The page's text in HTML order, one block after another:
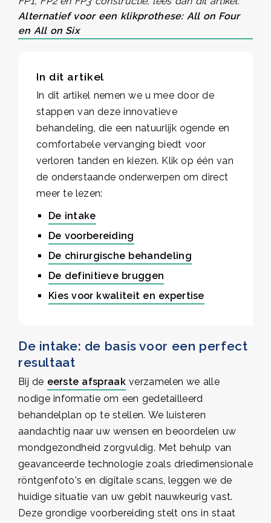
Alternatief voor een klikprothese: All on Four
en All on Six
In dit artikel
In dit artikel nemen we u mee door de
stappen van deze innovatieve
behandeling, die een natuurlijk ogende en
comfortabele vervanging biedt voor
verloren tanden en kiezen. Klik op één van
de onderstaande onderwerpen om direct
meer te lezen:
De intake
De voorbereiding
De chirurgische behandeling
De definitieve bruggen
Kies voor kwaliteit en expertise
De intake: de basis voor een perfect
resultaat
Bij de eerste afspraakverzamelen we alle
nodige informatie om een gedetailleerd
behandelplan op te stellen. We luisteren
aandachtig naar uw wensen en beoordelen uw
mondgezondheid zorgvuldig. Met behulp van
geavanceerde technologie zoals driedimensionale
röntgenfoto's en digitale scans, leggen we de
huidige situatie van uw gebit nauwkeurig vast.
Deze grondige voorbereiding stelt ons in staat